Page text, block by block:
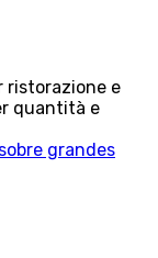
ristorazione e
quantità e
grandes